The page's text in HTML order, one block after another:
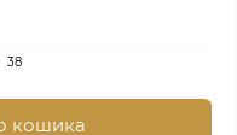
38
кошика